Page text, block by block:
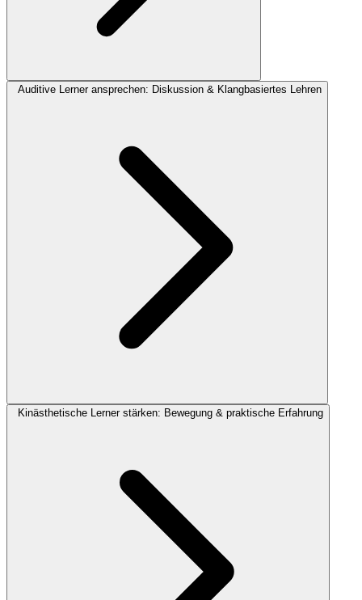
Auditive Lerner ansprechen: Diskussion & Klangbasiertes Lehren
Kinästhetische Lerner stärken: Bewegung & praktische Erfahrung